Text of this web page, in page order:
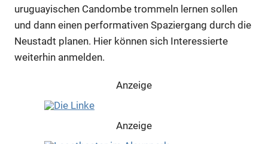
uruguayischen Candombe trommeln lernen sollen
und dann einen performativen Spaziergang durch die
Neustadt planen. Hier können sich Interessierte
weiterhin anmelden.
Anzeige
Anzeige